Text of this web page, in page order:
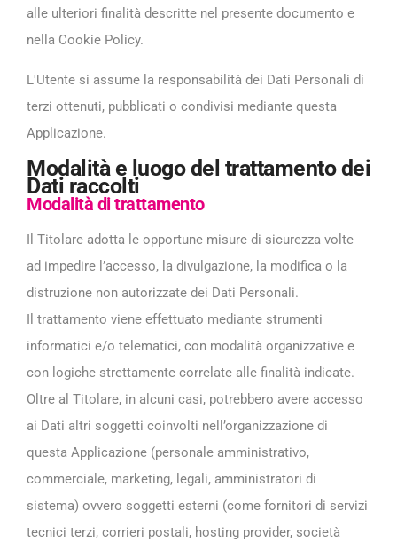
alle ulteriori finalità descritte nel presente documento e
nella Cookie Policy.
L'Utente si assume la responsabilità dei Dati Personali di
terzi ottenuti, pubblicati o condivisi mediante questa
Applicazione.
Modalità e luogo del trattamento dei
Dati raccolti
Modalità di trattamento
Il Titolare adotta le opportune misure di sicurezza volte
ad impedire l’accesso, la divulgazione, la modifica o la
distruzione non autorizzate dei Dati Personali.
Il trattamento viene effettuato mediante strumenti
informatici e/o telematici, con modalità organizzative e
con logiche strettamente correlate alle finalità indicate.
Oltre al Titolare, in alcuni casi, potrebbero avere accesso
ai Dati altri soggetti coinvolti nell’organizzazione di
questa Applicazione (personale amministrativo,
commerciale, marketing, legali, amministratori di
sistema) ovvero soggetti esterni (come fornitori di servizi
tecnici terzi, corrieri postali, hosting provider, società